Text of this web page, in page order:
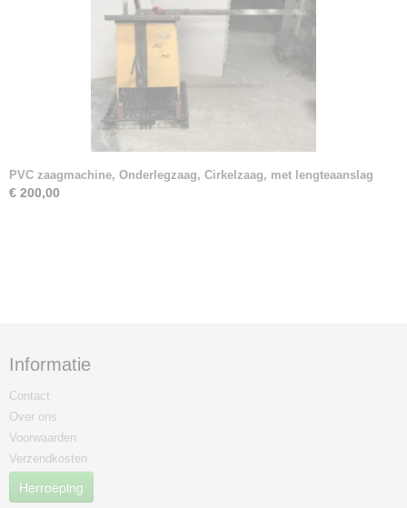
PVC zaagmachine, Onderlegzaag, Cirkelzaag, met lengteaanslag
€ 200,00
Informatie
Contact
Over ons
Voorwaarden
Verzendkosten
Herroeping